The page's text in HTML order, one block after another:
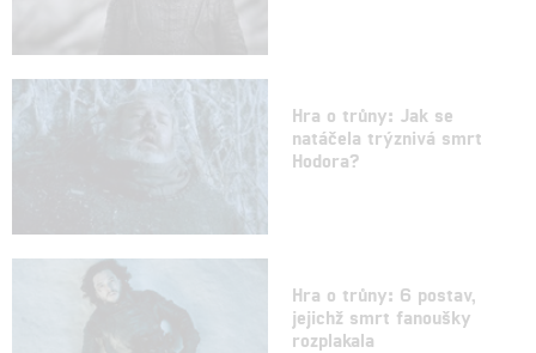
Hra o trůny: Jak se
natáčela trýznivá smrt
Hodora?
Hra o trůny: 6 postav,
jejichž smrt fanoušky
rozplakala